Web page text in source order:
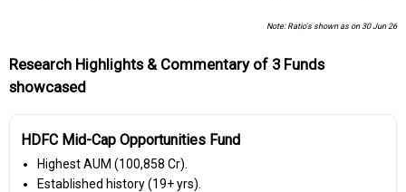
Note: Ratio's shown as on 30 Jun 26
Research Highlights & Commentary of 3 Funds
showcased
HDFC Mid-Cap Opportunities Fund
Highest AUM (₹100,858 Cr).
Established history (19+ yrs).